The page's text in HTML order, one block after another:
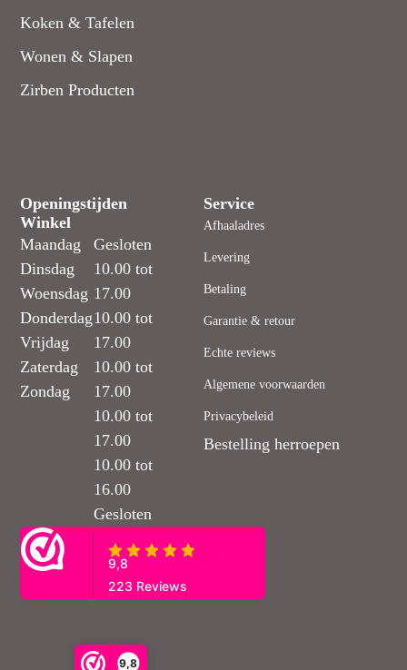
9,8
Koken & Tafelen
Wonen & Slapen
Zirben Producten
Openingstijden
Winkel
Maandag
Dinsdag
Woensdag
Donderdag
Vrijdag
Zaterdag
Zondag
Gesloten
10.00 tot
17.00
10.00 tot
17.00
10.00 tot
17.00
10.00 tot
17.00
10.00 tot
16.00
Gesloten
Service
Afhaaladres
Levering
Betaling
Garantie & retour
Echte reviews
Algemene voorwaarden
Privacybeleid
Bestelling herroepen